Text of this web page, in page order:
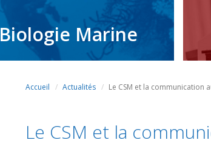
Biologie Marine
Accueil Actualités Le CSM et la communication
Le CSM et la